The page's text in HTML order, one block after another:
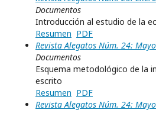
Documentos
Introducción al estudio de la
Resumen PDF
Revista Alegatos Núm. 24:
Documentos
Esquema metodológico de la
escrito
Resumen PDF
Revista Alegatos Núm. 24: